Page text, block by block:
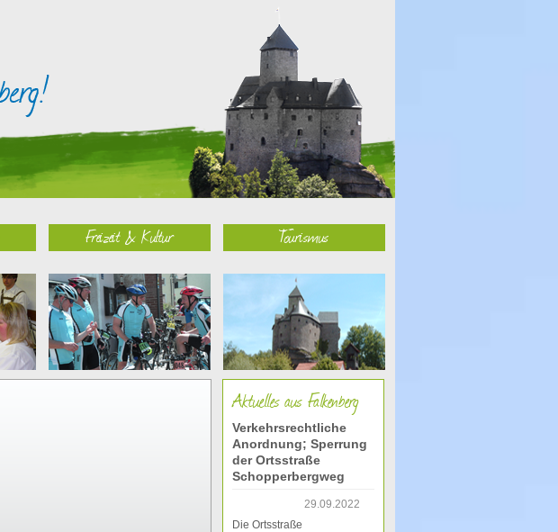
Freizeit & Kultur Tourismus
Aktuelles aus Falkenberg
Verkehrsrechtliche
Anordnung; Sperrung
der Ortsstraße
Schopperbergweg
29.09.2022
Die Ortsstraße